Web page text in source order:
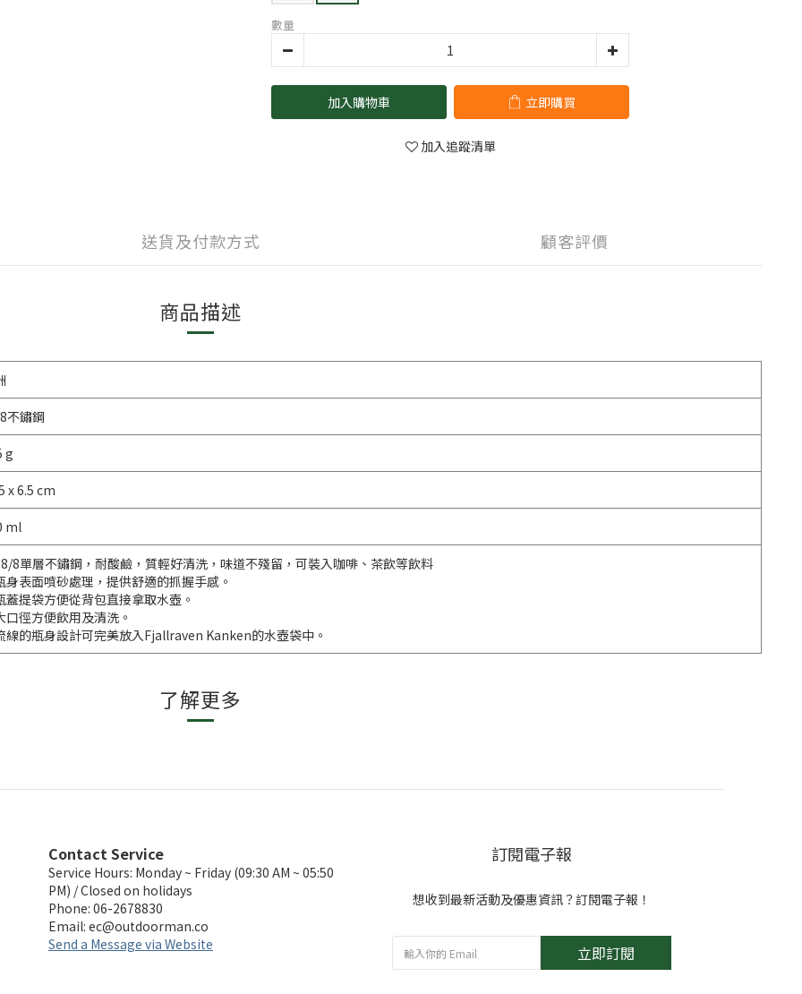
數量
加入購物車 立即購買
加入追蹤清單
送貨及付款方式 顧客評價
商品描述
不鏽鋼
g
x 6.5 cm
ml
8單層不鏽鋼，耐酸鹼，質輕好清洗，味道不殘留，可裝入咖啡、茶飲等飲料
身表面噴砂處理，提供舒適的抓握手感。
蓋提袋方便從背包直接拿取水壺。
口徑方便飲用及清洗。
線的瓶身設計可完美放入Fjallraven Kanken的水壺袋中。
了解更多
Contact Service
Service Hours: Monday ~ Friday (09:30 AM ~ 05:50
PM) / Closed on holidays
Phone: 06-2678830
Email: ec@outdoorman.co
Send a Message via Website
訂閱電子報
想收到最新活動及優惠資訊？訂閱電子報！
立即訂閱